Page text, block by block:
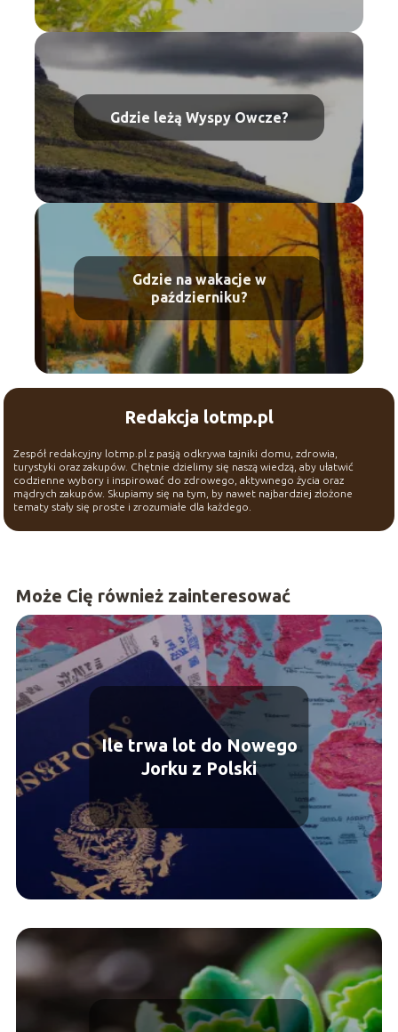
Gdzie leżą Wyspy Owcze?
Gdzie na wakacje w
październiku?
Redakcja lotmp.pl
Zespół redakcyjny lotmp.pl z pasją odkrywa tajniki domu, zdrowia,
turystyki oraz zakupów. Chętnie dzielimy się naszą wiedzą, aby ułatwić
codzienne wybory i inspirować do zdrowego, aktywnego życia oraz
mądrych zakupów. Skupiamy się na tym, by nawet najbardziej złożone
tematy stały się proste i zrozumiałe dla każdego.
Może Cię również zainteresować
Ile trwa lot do Nowego
Jorku z Polski